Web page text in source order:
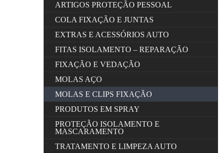
ARTIGOS PROTEÇÃO PESSOAL
COLA FIXAÇÃO E JUNTAS
EXTRAS E ACESSÓRIOS AUTO
FITAS ISOLAMENTO – REPARAÇÃO
FIXAÇÃO E VEDAÇÃO
MOLAS AÇO
MOLAS E CLIPS FIXAÇÃO
PRODUTOS EM SPRAY
PROTEÇÃO ISOLAMENTO E
MASCARAMENTO
TRATAMENTO E LIMPEZA AUTO